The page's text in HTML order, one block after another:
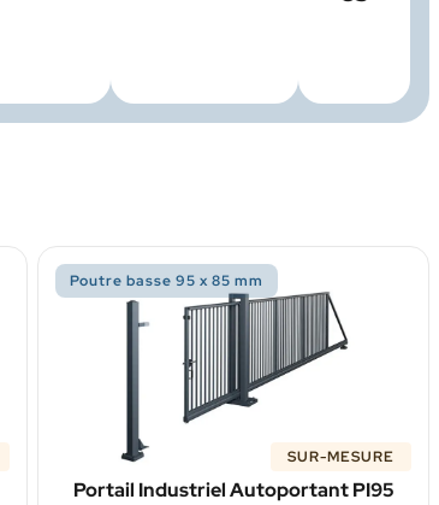
SUR-MESURE
Poutre basse 95 x 85 mm
Portail Industriel Autoportant PI95